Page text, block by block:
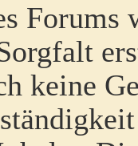
Forums
keine